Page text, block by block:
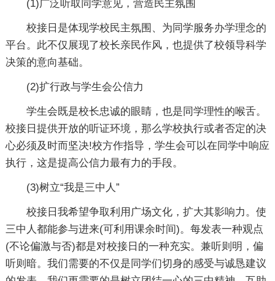
(1)广泛听取同学意见，营造民主氛围
校接日是体现学校民主氛围、为同学服务办学理念的
平台。此不仅展现了校长亲民作风，也提供了校领导科学
决策的意向基础。
(2)扩行政与学生会公信力
学生会既是校长忠诚的眼睛，也是同学理性的喉舌。
校接日提供开放的听证环境，那么学校执行或者否定的决
心必须及时而坚决!校方作指导，学生会可以在同学中响应
执行，这是提高公信力最有力的手段。
(3)树立“我是三中人”
校接日我希望争取利用广场文化，扩大其影响力。使
三中人都能参与进来(可利用课余时间)。每发表一种观点
(不论偏激与否)都是对校接日的一种充实。兼听则明，偏
听则暗。我们需要的不仅是同学们切身的感受与诚恳建议